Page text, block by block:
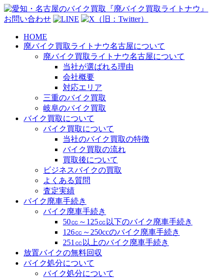
お問い合わせ
HOME
廃バイク買取ライトナウ名古屋について
廃バイク買取ライトナウ名古屋について
当社が選ばれる理由
会社概要
対応エリア
三重のバイク買取
岐阜のバイク買取
バイク買取について
バイク買取について
当社のバイク買取の特徴
バイク買取の流れ
買取後について
ビジネスバイクの買取
よくある質問
査定実績
バイク廃車手続き
バイク廃車手続き
50㏄～125㏄以下のバイク廃車手続き
126㏄～250ccのバイク廃車手続き
251㏄以上のバイク廃車手続き
放置バイクの無料回収
バイク処分について
バイク処分について